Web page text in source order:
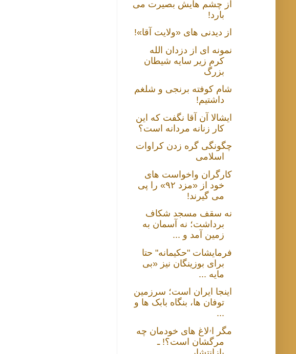
از چشم هایش بصیرت می
بارد!
از دیدنی های «ولایت آقا»!
نمونه ای از دزدان الله
کرم زیر سایه شیطان
بزرگ
شام کوفته برنجی و شلغم
داشتیم!
ایشالا آن آقا نگفت که این
کار زنانه مردانه است؟
چگونگی گره زدن کراوات
اسلامی
کارگران واخواست های
خود از «مزد ۹۲» را پی‌
می‌ گیرند!
نه سقف مسجد شکاف
برداشت؛ نه آسمان به
زمین آمد و ...
فرمایشات "حکیمانه" حتا
برای بوزینگان نیز «بی
مایه ...
اینجا ایران است؛ سرزمین
توفان ها، بنگاه بابک ها و
...
مگر اۥلاغ های خودمان چه
مرگشان است؟! ـ